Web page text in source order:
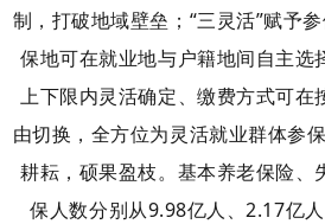
制，打破地域壁垒；“三灵活”赋予
保地可在就业地与户籍地间自主选
上下限内灵活确定、缴费方式可在
由切换，全方位为灵活就业群体参
耕耘，硕果盈枝。基本养老保险、
保人数分别从9.98亿人、2.17亿